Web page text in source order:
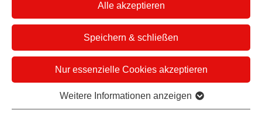
Alle akzeptieren
Speichern & schließen
Nur essenzielle Cookies akzeptieren
Weitere Informationen anzeigen
Brandbrief: Stoppt Gewalt
gegen Frauen - JETZT! Die
Ampel darf ihr Versprechen
nicht brechen.
i&u Studios